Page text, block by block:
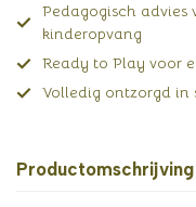
Pedagogisch
kinderopvang
Ready to Play voor
Volledig ontzorgd in
Productomschrijving